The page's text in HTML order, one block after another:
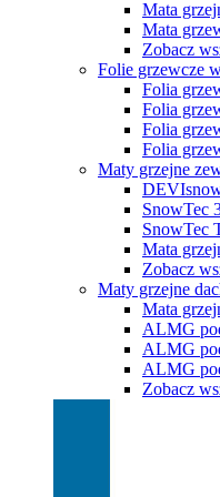
Mata
Mata
Zobacz
Folie grzewcze
Folia
Folia
Folia
Folia
Maty grzejne
SnowTec
SnowTec
Mata
Zobacz
Maty grzejne
Mata
ALMG
ALMG
ALMG
Zobacz